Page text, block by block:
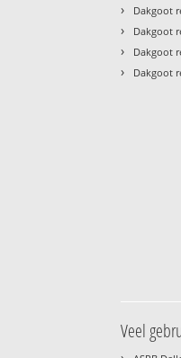
› Dakgoot
› Dakgoot
› Dakgoot
› Dakgoot
Veel